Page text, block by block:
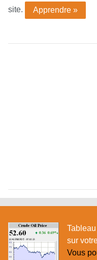
site.
Apprendre »
sur
Vous